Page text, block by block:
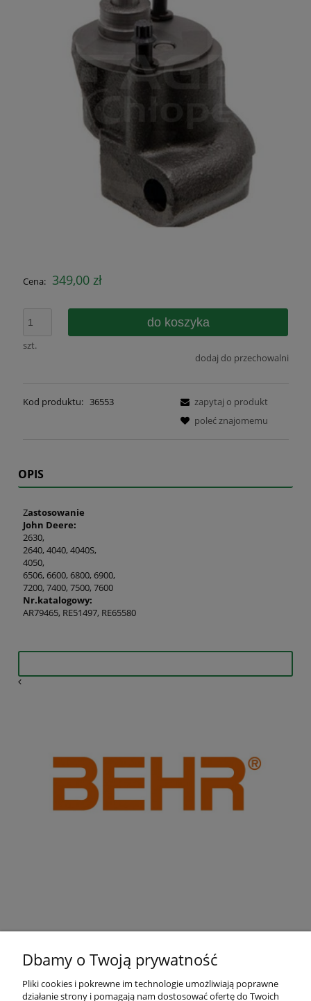
Cena: 349,00 zł
szt.
do koszyka
dodaj do przechowalni
Kod produktu: 36553
zapytaj o produkt
poleć znajomemu
OPIS
Zastosowanie
John Deere:
2630,
2640, 4040, 4040S,
4050,
6506, 6600, 6800, 6900,
7200, 7400, 7500, 7600
Nr.katalogowy:
AR79465, RE51497, RE65580
Dbamy o Twoją prywatność
Pliki cookies i pokrewne im technologie umożliwiają poprawne
działanie strony i pomagają nam dostosować ofertę do Twoich